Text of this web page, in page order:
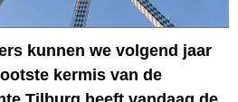
kunnen we volgend jaar
kermis van de